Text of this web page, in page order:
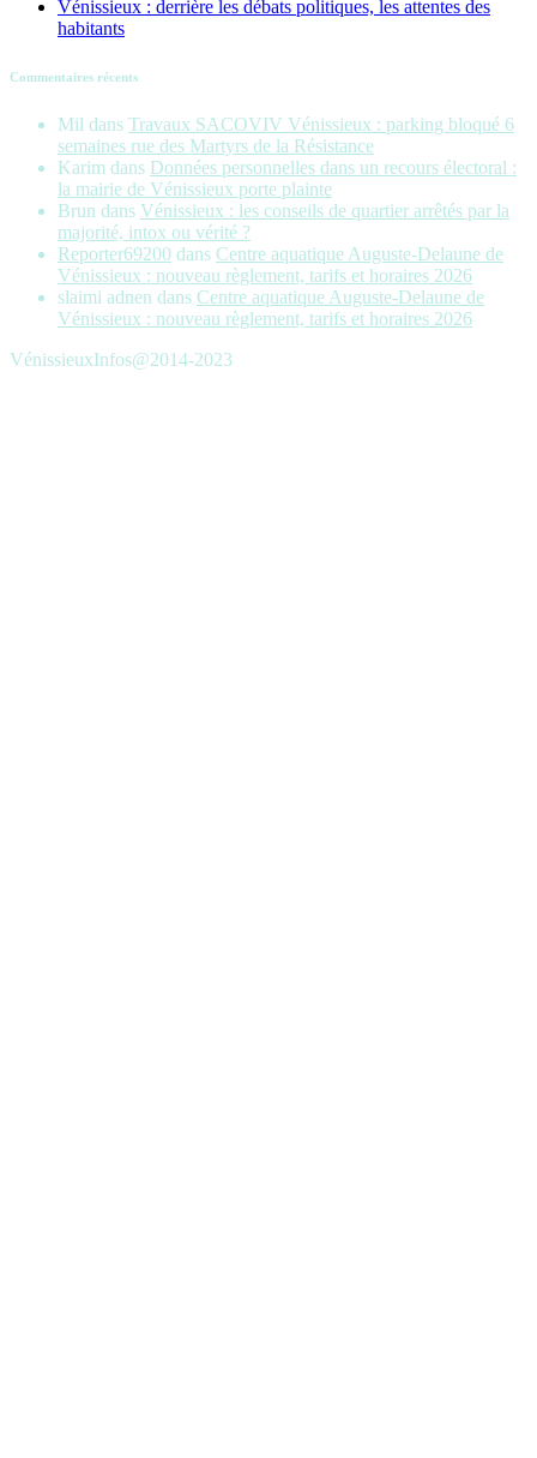
Vénissieux : derrière les débats politiques, les attentes des
habitants
Commentaires récents
Mil dans Travaux SACOVIV Vénissieux : parking bloqué 6
semaines rue des Martyrs de la Résistance
Karim dans Données personnelles dans un recours électoral :
la mairie de Vénissieux porte plainte
Brun dans Vénissieux : les conseils de quartier arrêtés par la
majorité, intox ou vérité ?
Reporter69200 dans Centre aquatique Auguste-Delaune de
Vénissieux : nouveau règlement, tarifs et horaires 2026
slaimi adnen dans Centre aquatique Auguste-Delaune de
Vénissieux : nouveau règlement, tarifs et horaires 2026
VénissieuxInfos@2014-2023